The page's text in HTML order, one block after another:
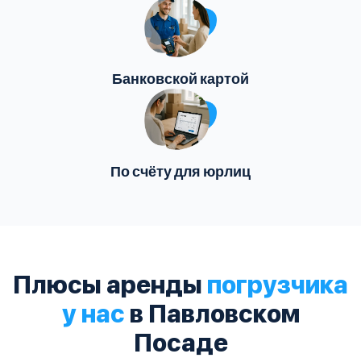
Банковской картой
По счёту для юрлиц
Плюсы аренды погрузчика
у нас в Павловском
Посаде